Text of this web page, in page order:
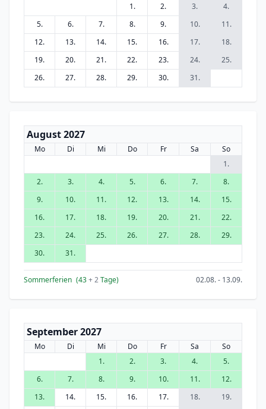
1.
2. 3.
4.
5.
6. 7. 8. 9. 10.
11.
12.
13. 14. 15. 16. 17.
18.
19.
20. 21. 22. 23. 24.
25.
26.
27. 28. 29. 30. 31.
August 2027
Mo Di Mi Do Fr Sa
So
1.
2.
3. 4. 5. 6. 7.
8.
9.
10. 11. 12. 13. 14.
15.
16.
17. 18. 19. 20. 21.
22.
23.
24. 25. 26. 27. 28.
29.
30.
31.
Sommerferien (43+ 2Tage) 02.08. - 13.09.
September 2027
Mo Di Mi Do Fr Sa
So
1.
2. 3. 4.
5.
6.
7. 8. 9. 10. 11.
12.
13.
14. 15. 16. 17. 18.
19.